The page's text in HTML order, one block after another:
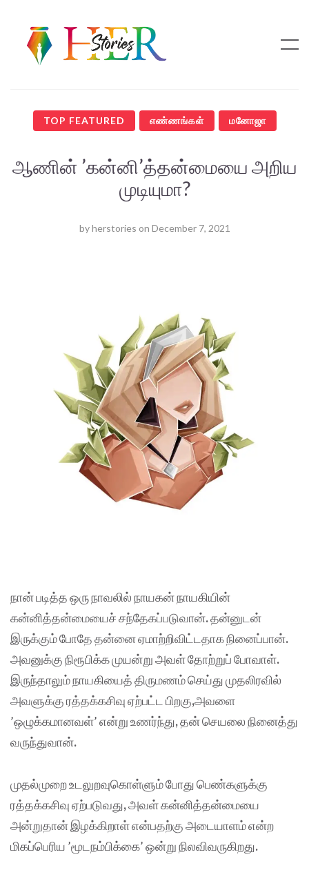
TOP FEATURED எண்ணங்கள் மனோஜா
ஆணின் ’கன்னி’த்தன்மையை அறிய
முடியுமா?
byherstories on December 7, 2021
நான் படித்த ஒரு நாவலில் நாயகன் நாயகியின்
கன்னித்தன்மையைச் சந்தேகப்படுவான்.தன்னுடன்
இருக்கும் போதே தன்னை ஏமாற்றிவிட்டதாக நினைப்பான்.
அவனுக்கு நிரூபிக்க முயன்று அவள் தோற்றுப் போவாள்.
இருந்தாலும் நாயகியைத் திருமணம் செய்து முதலிரவில்
அவளுக்கு ரத்தக்கசிவு ஏற்பட்ட பிறகு,அவளை
’ஒழுக்கமானவள்’ என்று உணர்ந்து,தன் செயலை நினைத்து
வருந்துவான்.
முதல்முறை உடலுறவுகொள்ளும் போது பெண்களுக்கு
ரத்தக்கசிவு ஏற்படுவது,அவள் கன்னித்தன்மையை
அன்றுதான் இழக்கிறாள் என்பதற்கு அடையாளம் என்ற
மிகப்பெரிய ’மூடநம்பிக்கை’ ஒன்று நிலவிவருகிறது.